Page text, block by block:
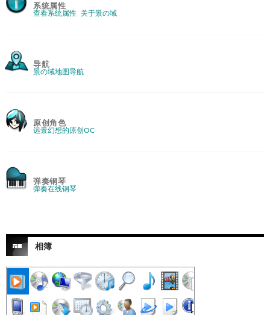
系统属性
查看系统属性 关于景の域
导航
景の域地图导航
原创角色
远景幻想的原创OC
弹奏钢琴
弹奏在线钢琴
相簿